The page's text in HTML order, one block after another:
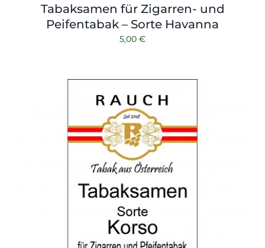
Tabaksamen für Zigarren- und
Peifentabak – Sorte Havanna
5,00 €